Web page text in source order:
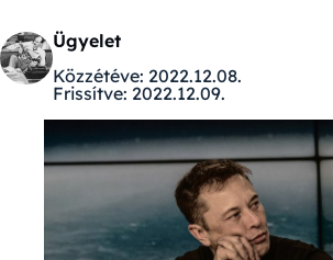
Ügyelet
Közzétéve: 2022.12.08.
Frissítve: 2022.12.09.